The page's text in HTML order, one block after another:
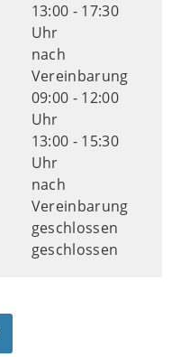
13:00 - 17:30
Uhr
nach
Vereinbarung
09:00 - 12:00
Uhr
13:00 - 15:30
Uhr
nach
Vereinbarung
geschlossen
geschlossen